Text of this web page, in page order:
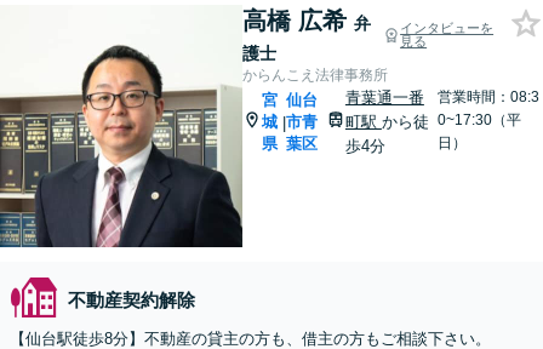
高橋 広希 弁
護士
インタビューを
見る
からんこえ法律事務所
宮
城
県
|
仙台
市青
葉区
青葉通一番
町駅 から徒
歩4分
営業時間：08:3
0~17:30（平
日）
不動産契約解除
【仙台駅徒歩8分】不動産の貸主の方も、借主の方もご相談下さい。